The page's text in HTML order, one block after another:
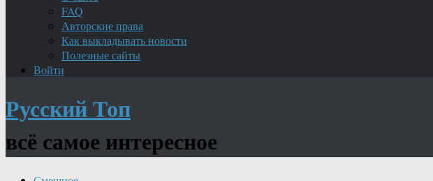
FAQ
Авторские права
Как выкладывать новости
Полезные сайты
Войти
Русский Топ
всё самое интересное